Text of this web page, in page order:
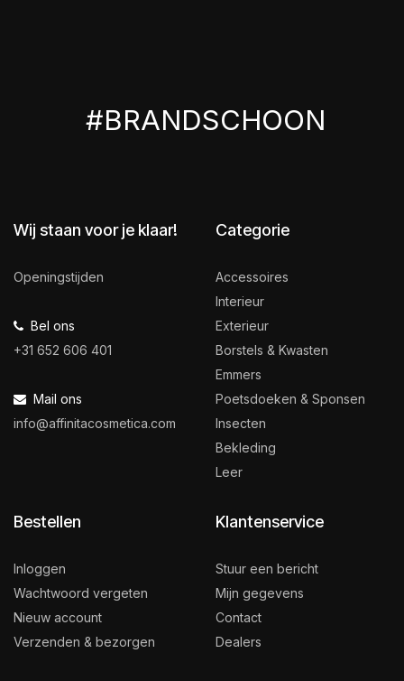
#BRANDSCHOON
Wij staan voor je klaar!
Openingstijden
Bel ons
+31 652 606 401
Mail ons
info@affinitacosmetica.com
Bestellen
Inloggen
Wachtwoord vergeten
Nieuw account
Verzenden & bezorgen
Categorie
Accessoires
Interieur
Exterieur
Borstels & Kwasten
Emmers
Poetsdoeken & Sponsen
Insecten
Bekleding
Leer
Klantenservice
Stuur een bericht
Mijn gegevens
Contact
Dealers